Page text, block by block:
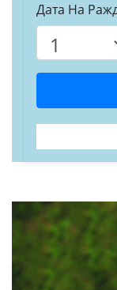
Дата На